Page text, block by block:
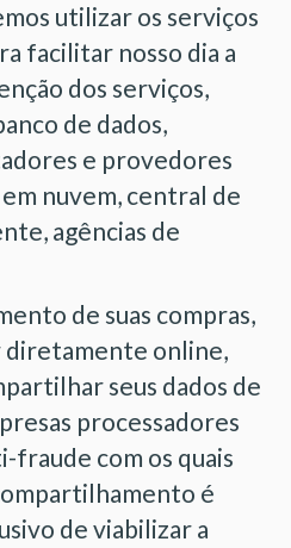
utilizar os serviços
facilitar nosso dia a
dos serviços,
de dados,
e provedores
nuvem, central de
agências de
de suas compras,
diretamente online,
seus dados de
processadores
fraude com os quais
é
de viabilizar a